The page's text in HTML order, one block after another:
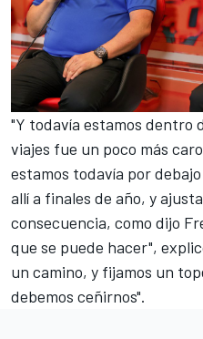
"Y todavía estamos dentro
viajes fue un poco más
estamos todavía por
allí a finales de año, y
consecuencia, como dijo
que se puede hacer",
un camino, y fijamos un
debemos ceñirnos".